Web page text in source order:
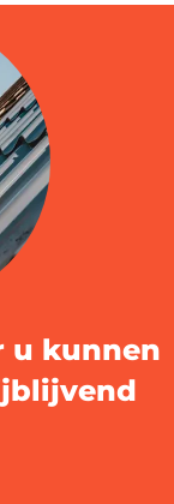
u kunnen